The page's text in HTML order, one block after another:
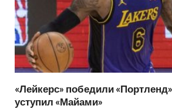
«Лейкерс» победили
уступил «Майами»